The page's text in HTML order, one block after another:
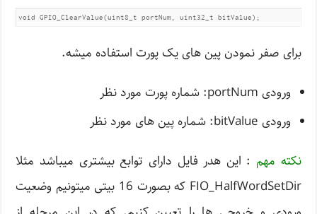
void GPIO_ClearValue(uint8_t portNum, uint32_t bitValue);
برای صفر نمودن پین های یک پورت استفاده میشه.
ورودی portNum: شماره پورت مورد نظر
ورودی bitValue: شماره پین های مورد نظر
نکته مهم : این هدر فایل دارای توابع بیشتری میباشد مثلا
FIO_HalfWordSetDir که بصورت 16 بیتی میتونیم وضعیت